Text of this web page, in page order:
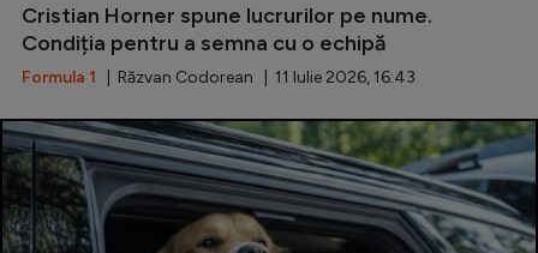
Cristian Horner spune lucrurilor pe nume.
Condiția pentru a semna cu o echipă
Formula 1 | Răzvan Codorean | 11 Iulie 2026, 16:43